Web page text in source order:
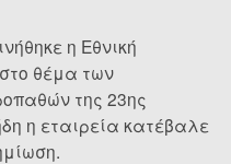
η Εθνική
θέμα των
της 23ης
η εταιρεία κατέβαλε